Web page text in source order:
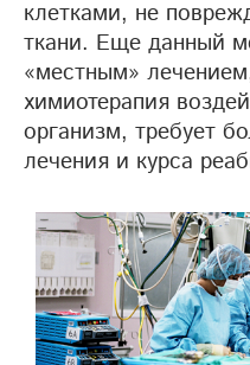
клетками, не
ткани. Еще данный
«местным»
химиотерапия
организм, требует
лечения и курса